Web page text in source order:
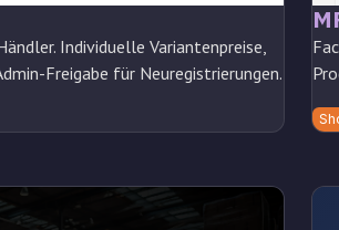
Individuelle Variantenpreise,
Freigabe für Neuregistrierungen.